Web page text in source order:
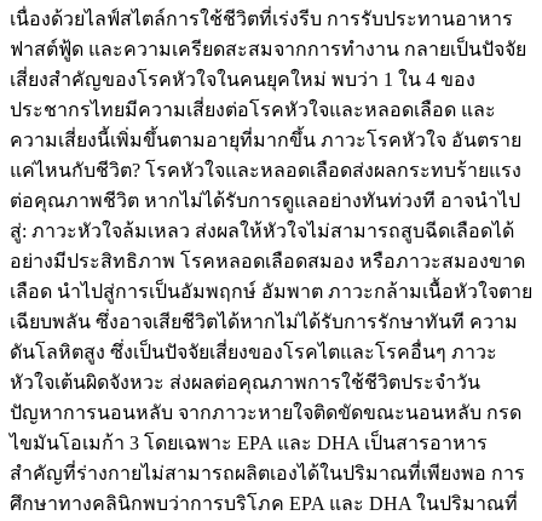
เนื่องด้วยไลฟ์สไตล์การใช้ชีวิตที่เร่งรีบ การรับประทานอาหาร
ฟาสต์ฟู้ด และความเครียดสะสมจากการทำงาน กลายเป็นปัจจัย
เสี่ยงสำคัญของโรคหัวใจในคนยุคใหม่ พบว่า 1 ใน 4 ของ
ประชากรไทยมีความเสี่ยงต่อโรคหัวใจและหลอดเลือด และ
ความเสี่ยงนี้เพิ่มขึ้นตามอายุที่มากขึ้น ภาวะโรคหัวใจ อันตราย
แค่ไหนกับชีวิต? โรคหัวใจและหลอดเลือดส่งผลกระทบร้ายแรง
ต่อคุณภาพชีวิต หากไม่ได้รับการดูแลอย่างทันท่วงที อาจนำไป
สู่: ภาวะหัวใจล้มเหลว ส่งผลให้หัวใจไม่สามารถสูบฉีดเลือดได้
อย่างมีประสิทธิภาพ โรคหลอดเลือดสมอง หรือภาวะสมองขาด
เลือด นำไปสู่การเป็นอัมพฤกษ์ อัมพาต ภาวะกล้ามเนื้อหัวใจตาย
เฉียบพลัน ซึ่งอาจเสียชีวิตได้หากไม่ได้รับการรักษาทันที ความ
ดันโลหิตสูง ซึ่งเป็นปัจจัยเสี่ยงของโรคไตและโรคอื่นๆ ภาวะ
หัวใจเต้นผิดจังหวะ ส่งผลต่อคุณภาพการใช้ชีวิตประจำวัน
ปัญหาการนอนหลับ จากภาวะหายใจติดขัดขณะนอนหลับ กรด
ไขมันโอเมก้า 3 โดยเฉพาะ EPA และ DHA เป็นสารอาหาร
สำคัญที่ร่างกายไม่สามารถผลิตเองได้ในปริมาณที่เพียงพอ การ
ศึกษาทางคลินิกพบว่าการบริโภค EPA และ DHA ในปริมาณที่